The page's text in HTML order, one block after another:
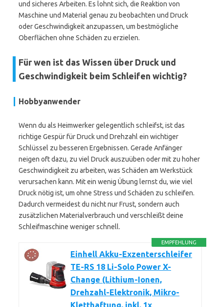
und sicheres Arbeiten. Es lohnt sich, die Reaktion von
Maschine und Material genau zu beobachten und Druck
oder Geschwindigkeit anzupassen, um bestmögliche
Oberflächen ohne Schäden zu erzielen.
Für wen ist das Wissen über Druck und
Geschwindigkeit beim Schleifen wichtig?
Hobbyanwender
Wenn du als Heimwerker gelegentlich schleifst, ist das
richtige Gespür für Druck und Drehzahl ein wichtiger
Schlüssel zu besseren Ergebnissen. Gerade Anfänger
neigen oft dazu, zu viel Druck auszuüben oder mit zu hoher
Geschwindigkeit zu arbeiten, was Schäden am Werkstück
verursachen kann. Mit ein wenig Übung lernst du, wie viel
Druck nötig ist, um ohne Stress und Schäden zu schleifen.
Dadurch vermeidest du nicht nur Frust, sondern auch
zusätzlichen Materialverbrauch und verschleißt deine
Schleifmaschine weniger schnell.
EMPFEHLUNG
Einhell Akku-Exzenterschleifer
TE-RS 18 Li-Solo Power X-
Change (Lithium-Ionen,
Drehzahl-Elektronik, Mikro-
Kletthaftung, inkl. 1x